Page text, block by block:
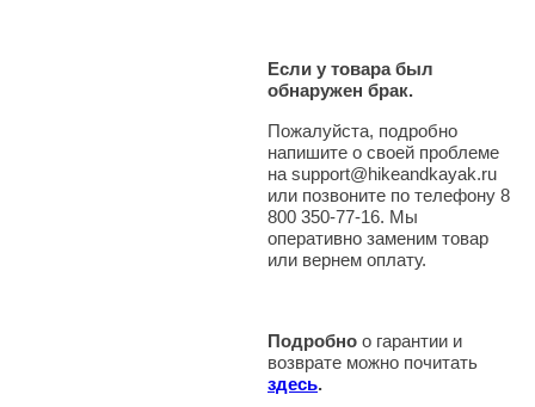
Если у товара был
обнаружен брак.
Пожалуйста, подробно
напишите о своей проблеме
на support@hikeandkayak.ru
или позвоните по телефону 8
800 350-77-16. Мы
оперативно заменим товар
или вернем оплату.
Подробно о гарантии и
возврате можно почитать
здесь.